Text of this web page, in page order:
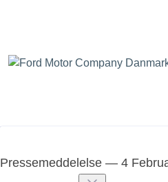
Pressemeddelelse — 4